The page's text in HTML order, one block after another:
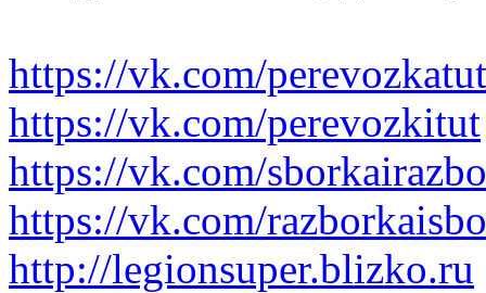
https://vk.com/perevozkatut
https://vk.com/perevozkitut
https://vk.com/
https://vk.com/
http://legionsuper.blizko.ru